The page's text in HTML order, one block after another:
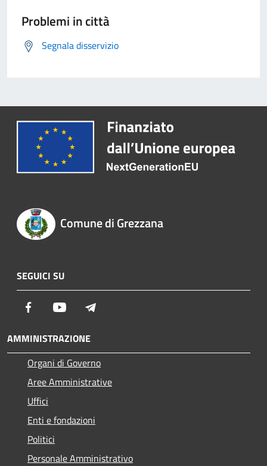
Problemi in città
Segnala disservizio
Comune di Grezzana
SEGUICI SU
Facebook Youtube
AMMINISTRAZIONE
Organi di Governo
Aree Amministrative
Uffici
Enti e fondazioni
Politici
Personale Amministrativo